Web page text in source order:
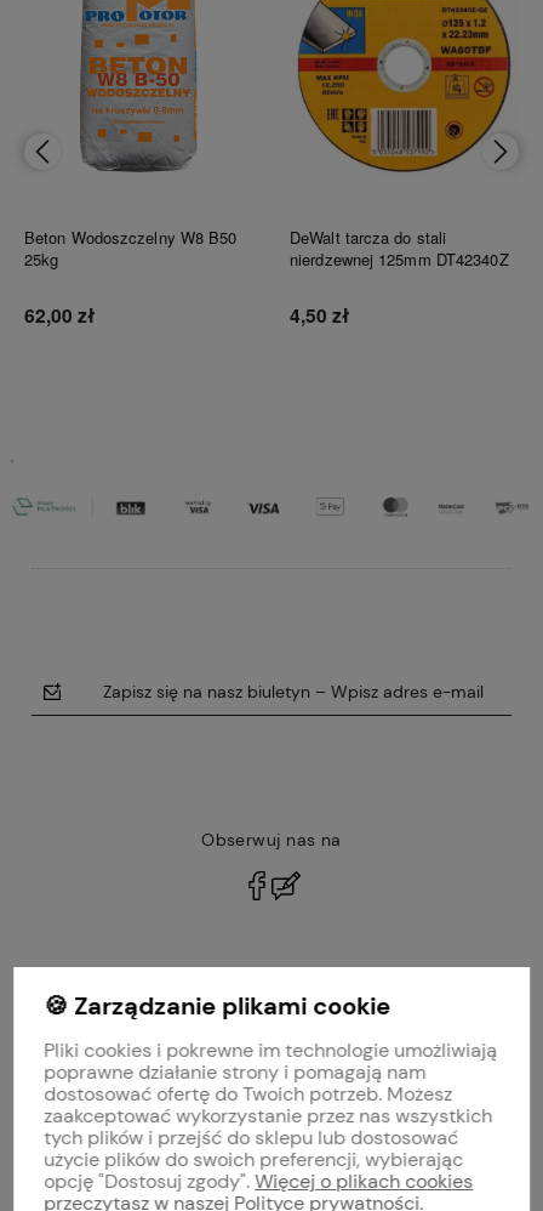
Beton Wodoszczelny W8 B50
25kg
62,00 zł
DeWalt tarcza do stali
nierdzewnej 125mm DT42340Z
4,50 zł
Zapisz się na nasz biuletyn – Wpisz adres e-mail
Obserwuj nas na
MOJE KONTO
PŁATNOŚCI I DOSTAWA
INFORMACJE
O NAS
🍪 Zarządzanie plikami cookie
Pliki cookies i pokrewne im technologie umożliwiają
poprawne działanie strony i pomagają nam
dostosować ofertę do Twoich potrzeb. Możesz
zaakceptować wykorzystanie przez nas wszystkich
tych plików i przejść do sklepu lub dostosować
użycie plików do swoich preferencji, wybierając
opcję "Dostosuj zgody".Więcej o plikach cookies
przeczytasz w naszej Polityce prywatności.